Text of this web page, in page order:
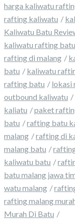
harga kaliwatu
rafting kaliwatu
Kaliwatu Batu
kaliwatu rafting batu
rafting di malang
batu
kaliwatu
rafting batu
lokasi
outbound kaliwatu
kaliatu
paket
batu
rafting batu
malang
rafting di
malang batu
kaliwatu batu
batu malang jawa
watu malang
rafting malang
Murah Di Batu